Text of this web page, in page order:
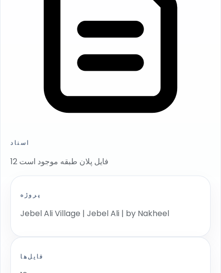
اسناد
12 فایل پلان طبقه موجود است
پروژه
Jebel Ali Village | Jebel Ali | by Nakheel
فایل‌ها